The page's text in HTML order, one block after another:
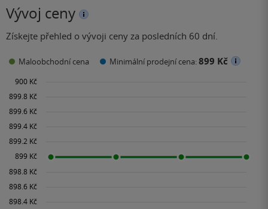
Vývoj ceny
Získejte přehled o vývoji ceny za posledních 60 dní.
Maloobchodní cena Minimální prodejní cena:899 Kč